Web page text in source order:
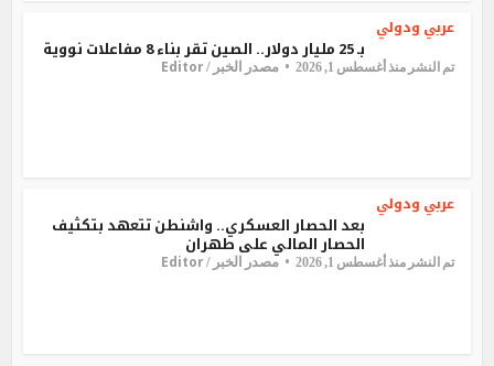
عربي ودولي
بـ 25 مليار دولار.. الصين تقر بناء 8 مفاعلات نووية
تم النشر منذ أغسطس 1, 2026 مصدر الخبر /Editor
عربي ودولي
بعد الحصار العسكري.. واشنطن تتعهد بتكثيف
الحصار المالي على طهران
تم النشر منذ أغسطس 1, 2026 مصدر الخبر /Editor